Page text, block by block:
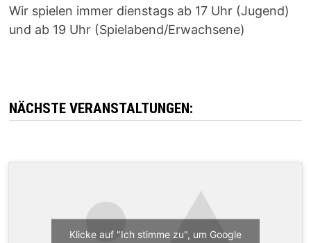
Wir spielen immer dienstags ab 17 Uhr (Jugend)
und ab 19 Uhr (Spielabend/Erwachsene)
NÄCHSTE VERANSTALTUNGEN:
Klicke auf "Ich stimme zu", um Google